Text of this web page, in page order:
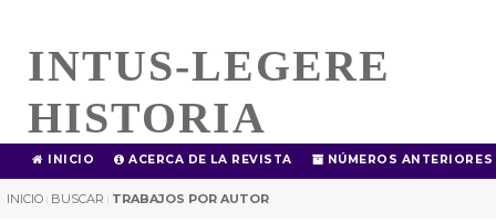
INTUS-LEGERE
HISTORIA
INICIO ACERCA DE LA REVISTA NÚMEROS ANTERIORES
INICIO | BUSCAR | TRABAJOS POR AUTOR